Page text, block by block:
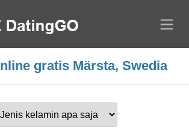
gratis Märsta, Swedia